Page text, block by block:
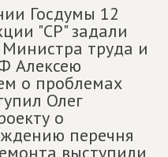
Госдумы 12
"СР" задали
труда и
Алексею
о проблемах
Олег
о
перечня
выступили